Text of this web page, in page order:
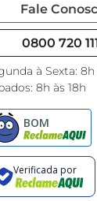
Fale
0800 720
à Sexta: 8h
8h às 18h